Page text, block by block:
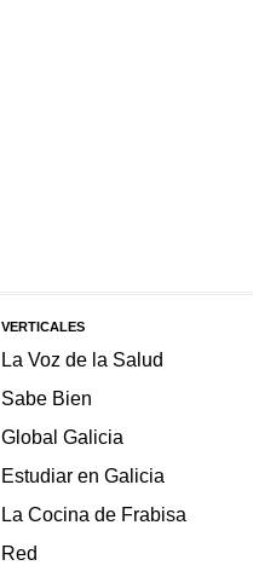
VERTICALES
La Voz de la Salud
Sabe Bien
Global Galicia
Estudiar en Galicia
La Cocina de Frabisa
Red